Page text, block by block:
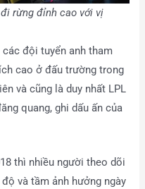
rừng đỉnh cao với vị
đội tuyển anh tham
cao ở đấu trường trong
và cũng là duy nhất LPL
quang, ghi dấu ấn của
thì nhiều người theo dõi
và tầm ảnh hưởng ngày